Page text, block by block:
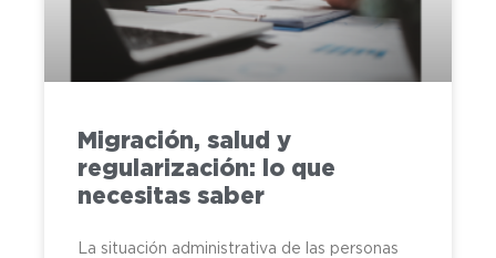
Migración, salud y
regularización: lo que
necesitas saber
La situación administrativa de las personas